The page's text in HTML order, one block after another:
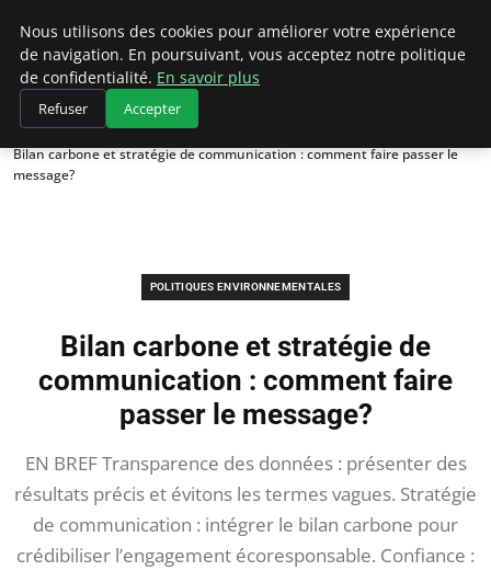
Climategatecountryclub.com
Accueil
Politiques environnementales
Bilan carbone et stratégie de communication : comment faire passer le
message?
POLITIQUES ENVIRONNEMENTALES
Bilan carbone et stratégie de
communication : comment faire
passer le message?
EN BREF Transparence des données : présenter des
résultats précis et évitons les termes vagues. Stratégie
de communication : intégrer le bilan carbone pour
crédibiliser l’engagement écoresponsable. Confiance :
Nous utilisons des cookies pour améliorer votre expérience
de navigation. En poursuivant, vous acceptez notre politique
de confidentialité. En savoir plus
Refuser Accepter